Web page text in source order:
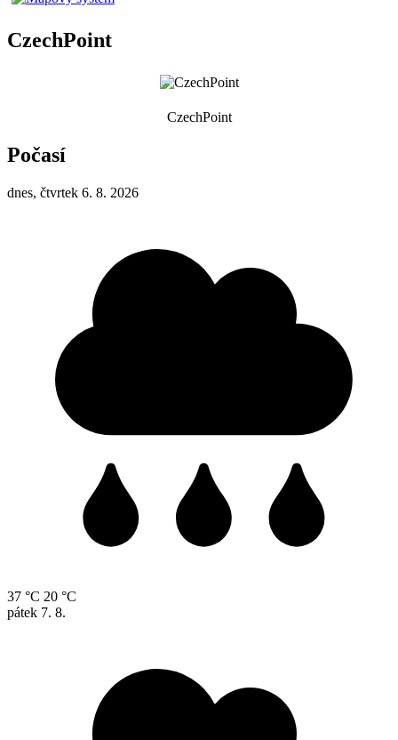
CzechPoint
CzechPoint
Počasí
dnes, čtvrtek 6. 8. 2026
37 °C 20 °C
pátek 7. 8.